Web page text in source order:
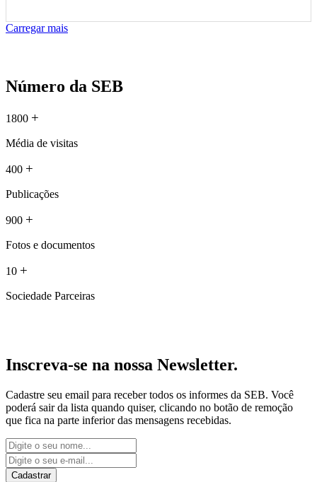
Carregar mais
Número da SEB
1800 +
Média de visitas
400 +
Publicações
900 +
Fotos e documentos
10 +
Sociedade Parceiras
Inscreva-se na nossa Newsletter.
Cadastre seu email para receber todos os informes da SEB. Você
poderá sair da lista quando quiser, clicando no botão de remoção
que fica na parte inferior das mensagens recebidas.
Cadastrar